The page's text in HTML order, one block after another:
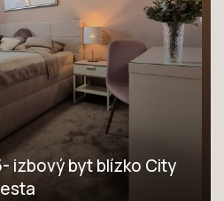
izbový byt blízko City